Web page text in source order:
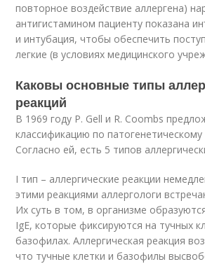
повторное воздействие аллергена)
антигистамином пациенту показана
и интубация, чтобы обеспечить
легкие (в условиях медицинского
Каковы основные типы
реакций
В 1969 году P. Gell и R. Coombs
классификацию по патогенетическому
Согласно ей, есть 5 типов
I тип – аллергические реакции
этими реакциями аллергологи
Их суть в том, в организме
IgE, которые фиксируются на тучных
базофилах. Аллергическая реакция
что тучные клетки и базофилы